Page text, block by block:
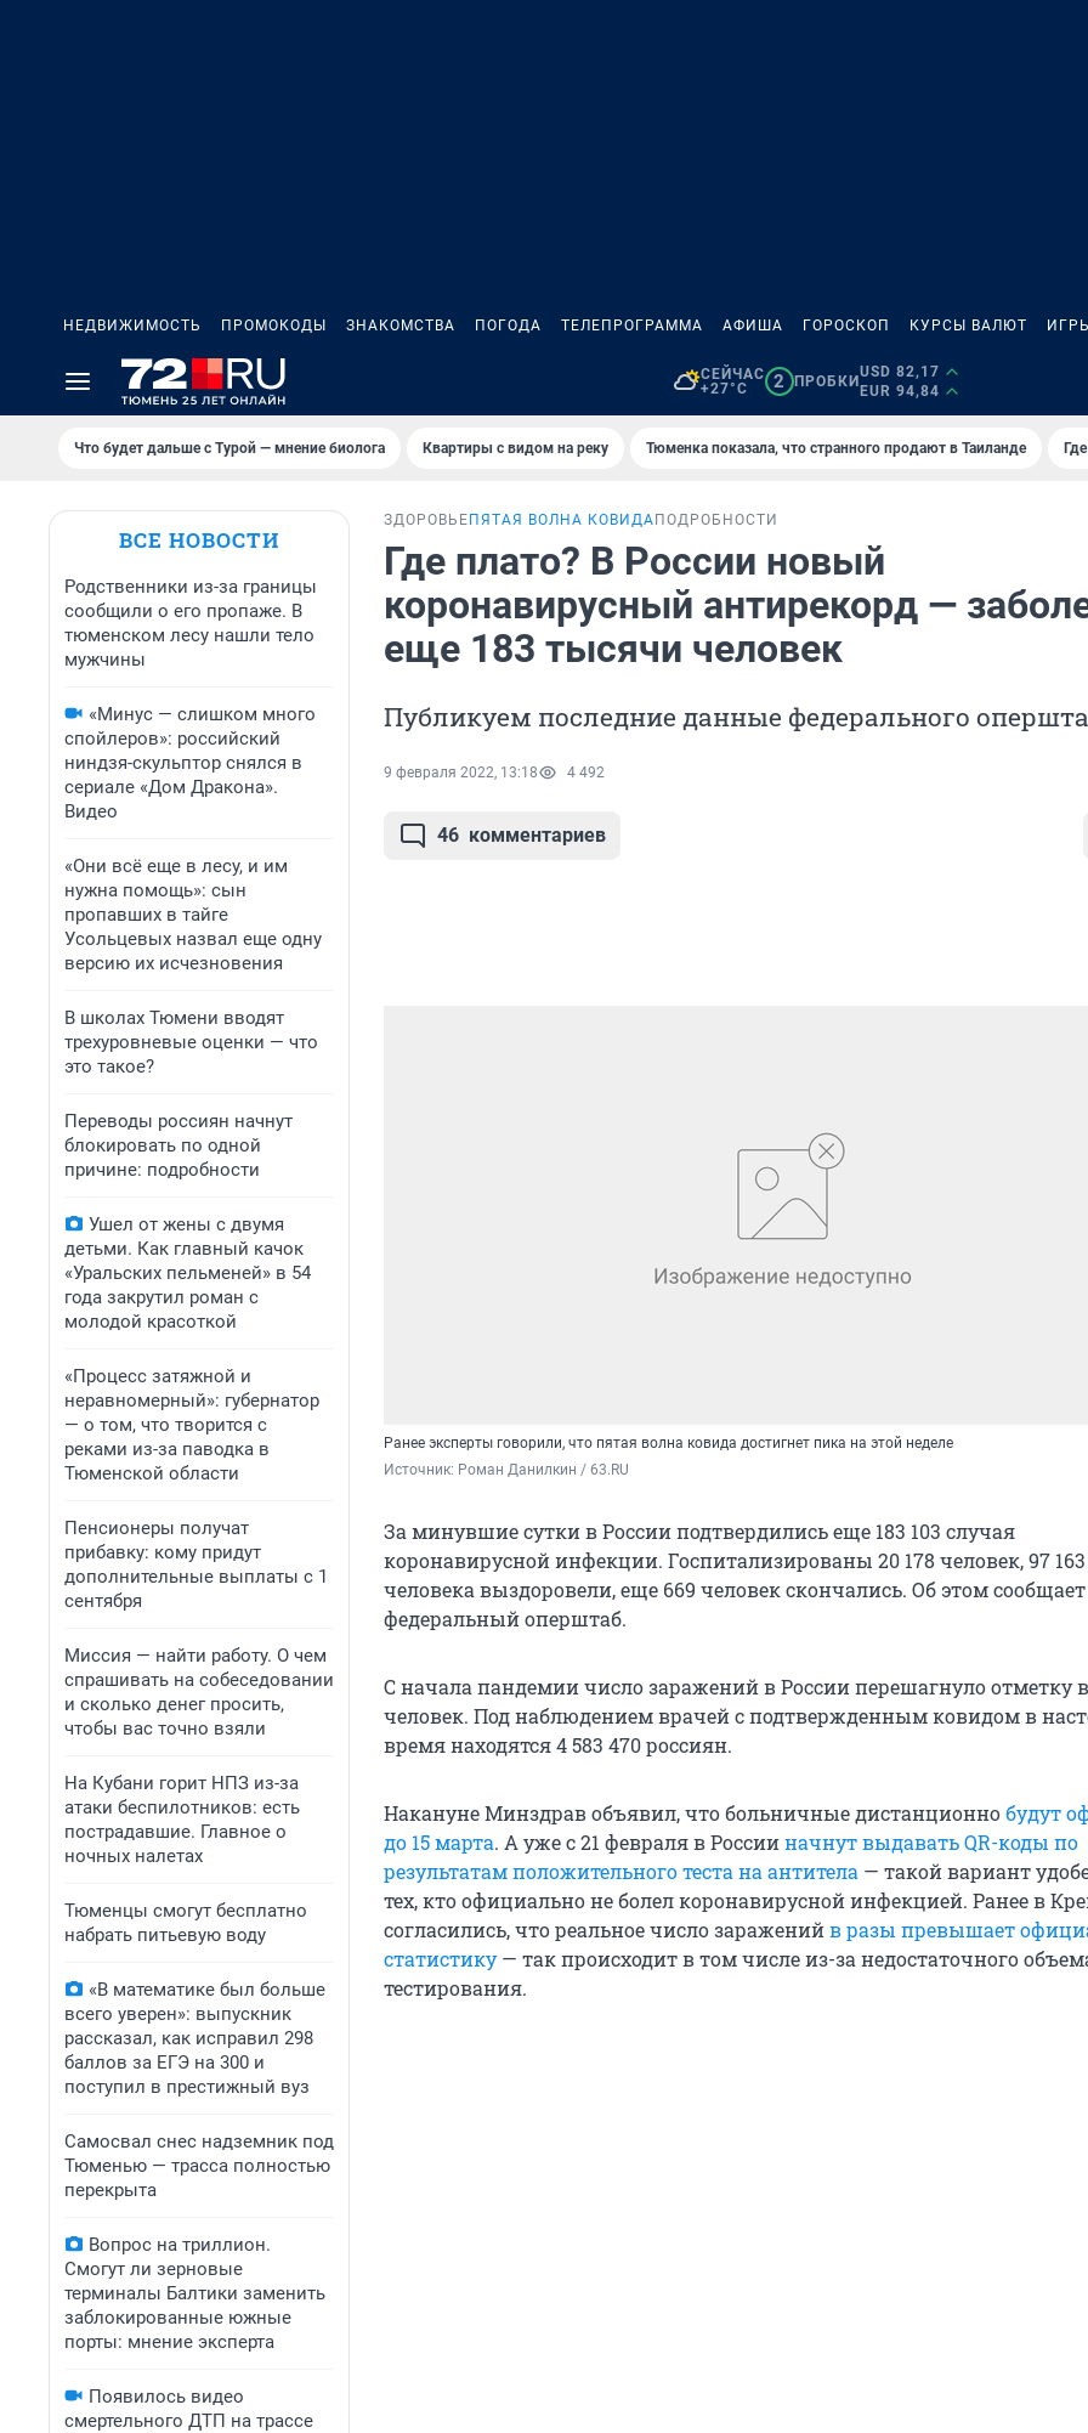
НЕДВИЖИМОСТЬ ПРОМОКОДЫ ЗНАКОМСТВА ПОГОДА ТЕЛЕПРОГРАММА АФИША ГОРОСКОП КУРСЫ ВАЛЮТ ИГРЫ
СЕЙЧАС
+27°C
2 ПРОБКИ
USD 82,17
EUR 94,84
Что будет дальше с Турой — мнение биолога Квартиры с видом на реку Тюменка показала, что странного продают в Таиланде
ВСЕ НОВОСТИ
Родственники из-за границы
сообщили о его пропаже. В
тюменском лесу нашли тело
мужчины
«Минус — слишком много
спойлеров»: российский
ниндзя-скульптор снялся в
сериале «Дом Дракона».
Видео
«Они всё еще в лесу, и им
нужна помощь»: сын
пропавших в тайге
Усольцевых назвал еще одну
версию их исчезновения
В школах Тюмени вводят
трехуровневые оценки — что
это такое?
Переводы россиян начнут
блокировать по одной
причине: подробности
Ушел от жены с двумя
детьми. Как главный качок
«Уральских пельменей» в 54
года закрутил роман с
молодой красоткой
«Процесс затяжной и
неравномерный»: губернатор
— о том, что творится с
реками из-за паводка в
Тюменской области
Пенсионеры получат
прибавку: кому придут
дополнительные выплаты с 1
сентября
Миссия — найти работу. О чем
спрашивать на собеседовании
и сколько денег просить,
чтобы вас точно взяли
На Кубани горит НПЗ из-за
атаки беспилотников: есть
пострадавшие. Главное о
ночных налетах
Тюменцы смогут бесплатно
набрать питьевую воду
«В математике был больше
всего уверен»: выпускник
рассказал, как исправил 298
баллов за ЕГЭ на 300 и
поступил в престижный вуз
Самосвал снес надземник под
Тюменью — трасса полностью
перекрыта
Вопрос на триллион.
Смогут ли зерновые
терминалы Балтики заменить
заблокированные южные
порты: мнение эксперта
Появилось видео
смертельного ДТП на трассе
ЗДОРОВЬЕ ПЯТАЯ ВОЛНА КОВИДА ПОДРОБНОСТИ
Где плато? В России новый
коронавирусный антирекорд —
еще 183 тысячи человек
Публикуем последние данные федерального
9 февраля 2022, 13:18 4 492
46 комментариев
Ранее эксперты говорили, что пятая волна ковида достигнет пика на этой неделе
Источник: Роман Данилкин / 63.RU
За минувшие сутки в России подтвердились еще 183 103 случая
коронавирусной инфекции. Госпитализированы 20 178 человек, 97 163
человека выздоровели, еще 669 человек скончались. Об этом сообщает
федеральный оперштаб.
С начала пандемии число заражений в России перешагнуло отметку
человек. Под наблюдением врачей с подтвержденным ковидом в
время находятся 4 583 470 россиян.
Накануне Минздрав объявил, что больничные дистанционнобудут
до 15 марта. А уже с 21 февраля в Россииначнут выдавать QR-коды по
результатам положительного теста на антитела — такой вариант
тех, кто официально не болел коронавирусной инфекцией. Ранее в
согласились, что реальное число зараженийв разы превышает
статистику— так происходит в том числе из-за недостаточного
тестирования.